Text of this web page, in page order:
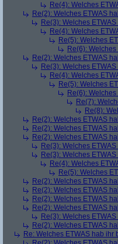
Re(4): Welches
Re(2): Welches ETWAS
Re(3): Welches
Re(4): Welches
Re(5): Welches
Re(6):
Re(2): Welches ETWAS
Re(3): Welches
Re(4): Welches
Re(5): Welches
Re(6):
Re(7):
Re(8):
Re(2): Welches ETWAS
Re(2): Welches ETWAS
Re(2): Welches ETWAS
Re(3): Welches
Re(3): Welches
Re(4): Welches
Re(5): Welches
Re(2): Welches ETWAS
Re(2): Welches ETWAS
Re(2): Welches ETWAS
Re(2): Welches ETWAS
Re(3): Welches
Re(2): Welches ETWAS
Re: Welches ETWAS hab ihr